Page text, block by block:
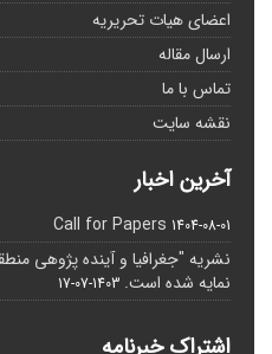
اعضای هیات تحریریه
ارسال مقاله
تماس با ما
نقشه سایت
آخرین اخبار
Call for Papers 1404-08-01
نمایه شده است. 1403-07-17
اشتراک خبرنامه